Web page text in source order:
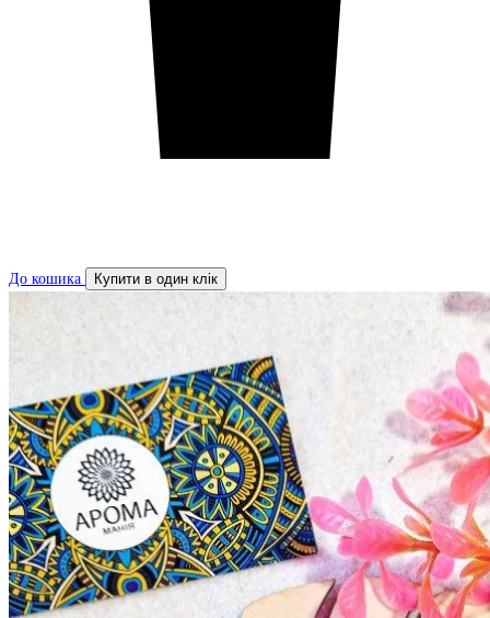
До кошика Купити в один клік